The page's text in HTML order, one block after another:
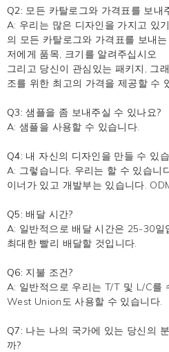
Q2: 모든 카탈로그와 가격표를 보내
A: 우리는 많은 디자인을 가지고 있
의 모든 카탈로그와 가격표를 보내
저에게 품목, 크기를 알려주십시오
그리고 당신이 관심있는 패키지, 그
조를 위한 최고의 가격을 제공할 수
Q3: 샘플을 좀 보내주실 수 있나요?
A: 샘플을 사용할 수 있습니다.
Q4: 내 자신의 디자인을 만들 수 있
A: 그렇습니다, 우리는 할 수 있습니
이너가 있고 개발부는 있습니다.
Q5: 배달 시간?
A: 일반적으로 배달 시간은 25-30일
최대한 빨리 배달할 것입니다.
Q6: 지불 조건?
A: 일반적으로 우리는 T/T 및 L/C를
West Union도 사용할 수 있습니다.
Q7: 나는 나의 국가에 있는 당신의
까?